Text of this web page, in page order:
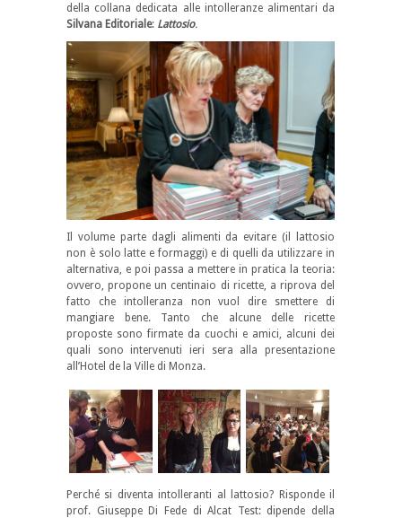
della collana dedicata alle intolleranze alimentari da
Silvana Editoriale: Lattosio.
Il volume parte dagli alimenti da evitare (il lattosio
non è solo latte e formaggi) e di quelli da utilizzare in
alternativa, e poi passa a mettere in pratica la teoria:
ovvero, propone un centinaio di ricette, a riprova del
fatto che intolleranza non vuol dire smettere di
mangiare bene. Tanto che alcune delle ricette
proposte sono firmate da cuochi e amici, alcuni dei
quali sono intervenuti ieri sera alla presentazione
all’Hotel de la Ville di Monza.
Perché si diventa intolleranti al lattosio? Risponde il
prof. Giuseppe Di Fede di Alcat Test: dipende della